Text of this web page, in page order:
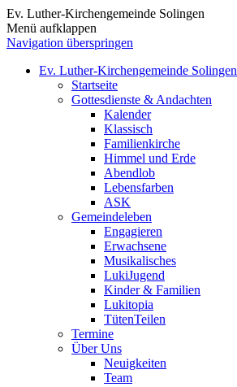
Ev. Luther-Kirchengemeinde Solingen
Menü aufklappen
Navigation überspringen
Ev. Luther-Kirchengemeinde Solingen
Startseite
Gottesdienste & Andachten
Kalender
Klassisch
Familienkirche
Himmel und Erde
Abendlob
Lebensfarben
ASK
Gemeindeleben
Engagieren
Erwachsene
Musikalisches
LukiJugend
Kinder & Familien
Lukitopia
TütenTeilen
Termine
Über Uns
Neuigkeiten
Team